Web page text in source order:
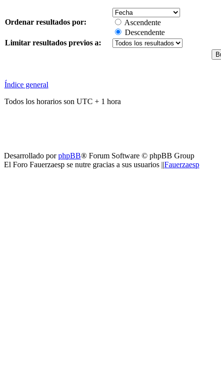
Ordenar resultados por:
Ascendente
Descendente
Limitar resultados previos a:
Índice general
Todos los horarios son UTC + 1 hora
Desarrollado porphpBB® Forum Software © phpBB Group
El Foro Fauerzaesp se nutre gracias a sus usuarios ||Fauerzaesp